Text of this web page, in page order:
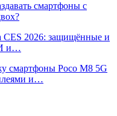
смартфоны с
CES 2026: защищённые и
и…
смартфоны Poco M8 5G
и…